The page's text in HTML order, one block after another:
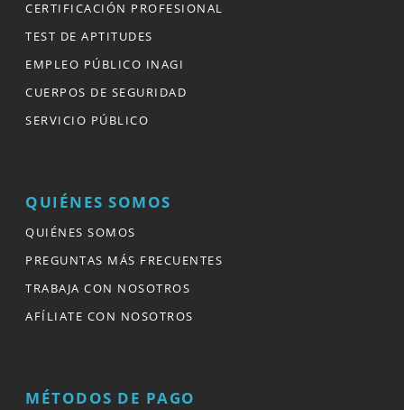
CERTIFICACIÓN PROFESIONAL
TEST DE APTITUDES
EMPLEO PÚBLICO INAGI
CUERPOS DE SEGURIDAD
SERVICIO PÚBLICO
QUIÉNES SOMOS
QUIÉNES SOMOS
PREGUNTAS MÁS FRECUENTES
TRABAJA CON NOSOTROS
AFÍLIATE CON NOSOTROS
MÉTODOS DE PAGO